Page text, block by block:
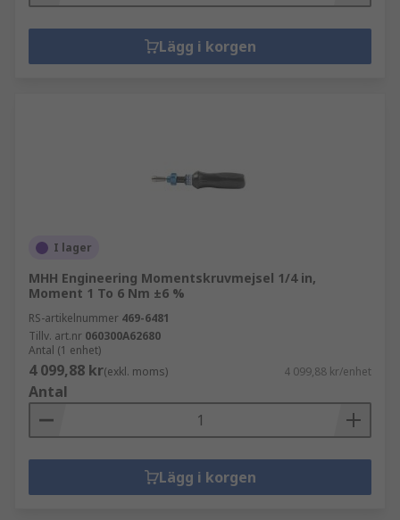
Lägg i korgen
I lager
MHH Engineering Momentskruvmejsel 1/4 in,
Moment 1 To 6 Nm ±6 %
RS-artikelnummer 469-6481
Tillv. art.nr 060300A62680
Antal (1 enhet)
4 099,88 kr(exkl. moms) 4 099,88 kr/enhet
Antal
Lägg i korgen